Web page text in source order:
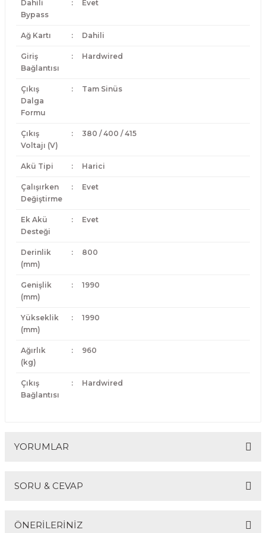
Dahili
Bypass
: Evet
Ağ Kartı : Dahili
Giriş
Bağlantısı
: Hardwired
Çıkış
Dalga
Formu
: Tam Sinüs
Çıkış
Voltajı (V)
: 380 / 400 / 415
Akü Tipi : Harici
Çalışırken
Değiştirme
: Evet
Ek Akü
Desteği
: Evet
Derinlik
(mm)
: 800
Genişlik
(mm)
: 1990
Yükseklik
(mm)
: 1990
Ağırlık
(kg)
: 960
Çıkış
Bağlantısı
: Hardwired
YORUMLAR
SORU & CEVAP
ÖNERİLERİNİZ